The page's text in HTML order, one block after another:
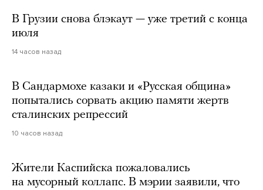
В Грузии снова блэкаут — уже третий с конца
июля
14 часов назад
В Сандармохе казаки и «Русская община»
попытались сорвать акцию памяти жертв
сталинских репрессий
10 часов назад
Жители Каспийска пожаловались
на мусорный коллапс. В мэрии заявили, что